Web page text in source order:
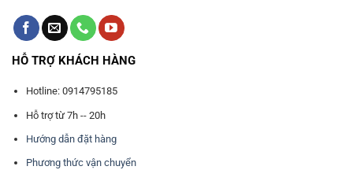
HỖ TRỢ KHÁCH HÀNG
Hotline: 0914795185
Hỗ trợ từ 7h -- 20h
Hướng dẫn đặt hàng
Phương thức vận chuyển